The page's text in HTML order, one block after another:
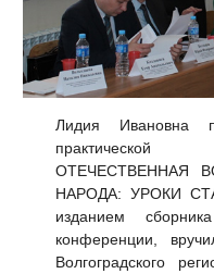
Лидия Ивановна
ОТЕЧЕСТВЕННАЯ
НАРОДА: УРОКИ
изданием
конференции,
Волгоградского